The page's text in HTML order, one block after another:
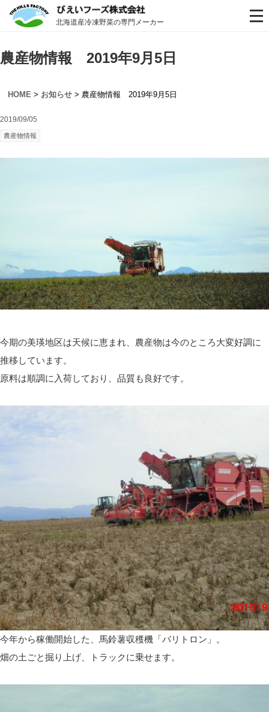
北海道産冷凍野菜の専門メーカー
農産物情報 2019年9月5日
HOME > お知らせ > 農産物情報 2019年9月5日
2019/09/05
農産物情報
今期の美瑛地区は天候に恵まれ、農産物は今のところ大変好調に
推移しています。
原料は順調に入荷しており、品質も良好です。
今年から稼働開始した、馬鈴薯収穫機「バリトロン」。
畑の土ごと掘り上げ、トラックに乗せます。